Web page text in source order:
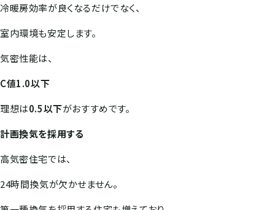
冷暖房効率が良くなるだけでなく、
室内環境も安定します。
気密性能は、
C値1.0以下
理想は0.5以下がおすすめです。
計画換気を採用する
高気密住宅では、
24時間換気が欠かせません。